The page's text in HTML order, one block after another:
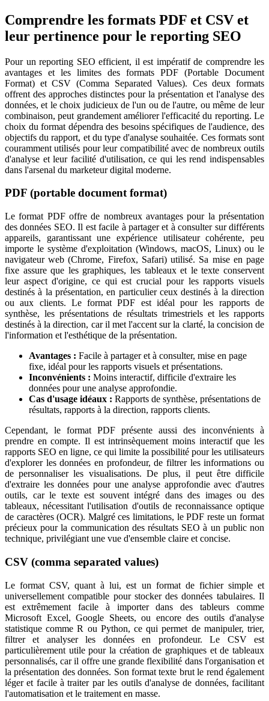
Comprendre les formats PDF et CSV et
leur pertinence pour le reporting SEO
Pour un reporting SEO efficient, il est impératif de comprendre les
avantages et les limites des formats PDF (Portable Document
Format) et CSV (Comma Separated Values). Ces deux formats
offrent des approches distinctes pour la présentation et l'analyse des
données, et le choix judicieux de l'un ou de l'autre, ou même de leur
combinaison, peut grandement améliorer l'efficacité du reporting. Le
choix du format dépendra des besoins spécifiques de l'audience, des
objectifs du rapport, et du type d'analyse souhaitée. Ces formats sont
couramment utilisés pour leur compatibilité avec de nombreux outils
d'analyse et leur facilité d'utilisation, ce qui les rend indispensables
dans l'arsenal du marketeur digital moderne.
PDF (portable document format)
Le format PDF offre de nombreux avantages pour la présentation
des données SEO. Il est facile à partager et à consulter sur différents
appareils, garantissant une expérience utilisateur cohérente, peu
importe le système d'exploitation (Windows, macOS, Linux) ou le
navigateur web (Chrome, Firefox, Safari) utilisé. Sa mise en page
fixe assure que les graphiques, les tableaux et le texte conservent
leur aspect d'origine, ce qui est crucial pour les rapports visuels
destinés à la présentation, en particulier ceux destinés à la direction
ou aux clients. Le format PDF est idéal pour les rapports de
synthèse, les présentations de résultats trimestriels et les rapports
destinés à la direction, car il met l'accent sur la clarté, la concision de
l'information et l'esthétique de la présentation.
Avantages : Facile à partager et à consulter, mise en page
fixe, idéal pour les rapports visuels et présentations.
Inconvénients : Moins interactif, difficile d'extraire les
données pour une analyse approfondie.
Cas d'usage idéaux : Rapports de synthèse, présentations de
résultats, rapports à la direction, rapports clients.
Cependant, le format PDF présente aussi des inconvénients à
prendre en compte. Il est intrinsèquement moins interactif que les
rapports SEO en ligne, ce qui limite la possibilité pour les utilisateurs
d'explorer les données en profondeur, de filtrer les informations ou
de personnaliser les visualisations. De plus, il peut être difficile
d'extraire les données pour une analyse approfondie avec d'autres
outils, car le texte est souvent intégré dans des images ou des
tableaux, nécessitant l'utilisation d'outils de reconnaissance optique
de caractères (OCR). Malgré ces limitations, le PDF reste un format
précieux pour la communication des résultats SEO à un public non
technique, privilégiant une vue d'ensemble claire et concise.
CSV (comma separated values)
Le format CSV, quant à lui, est un format de fichier simple et
universellement compatible pour stocker des données tabulaires. Il
est extrêmement facile à importer dans des tableurs comme
Microsoft Excel, Google Sheets, ou encore des outils d'analyse
statistique comme R ou Python, ce qui permet de manipuler, trier,
filtrer et analyser les données en profondeur. Le CSV est
particulièrement utile pour la création de graphiques et de tableaux
personnalisés, car il offre une grande flexibilité dans l'organisation et
la présentation des données. Son format texte brut le rend également
léger et facile à traiter par les outils d'analyse de données, facilitant
l'automatisation et le traitement en masse.